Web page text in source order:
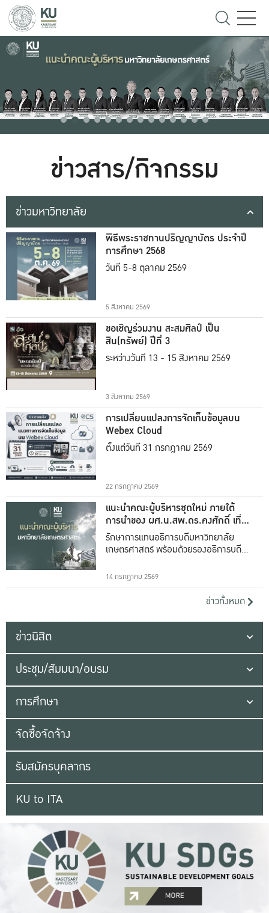
ข่าวสาร/กิจกรรม
ข่าวมหาวิทยาลัย
พิธีพระราชทานปริญญาบัตร ประจำปี
การศึกษา 2568
วันที่ 5-8 ตุลาคม 2569
5 สิงหาคม 2569
ขอเชิญร่วมงาน สะสมศิลป์ เป็น
สิน(ทรัพย์) ปีที่ 3
ระหว่างวันที่ 13 - 15 สิงหาคม 2569
3 สิงหาคม 2569
การเปลี่ยนแปลงการจัดเก็บข้อมูลบน
Webex Cloud
ตั้งแต่วันที่ 31 กรกฎาคม 2569
22 กรกฎาคม 2569
แนะนำคณะผู้บริหารชุดใหม่ ภายใต้
การนำของ ผศ.น.สพ.ดร.คงศักดิ์ เที่ยง
ธรรม
รักษาการแทนอธิการบดีมหาวิทยาลัย
เกษตรศาสตร์ พร้อมด้วยรองอธิการบดีทั้ง
14 กรกฎาคม 2569
ข่าวทั้งหมด
ข่าวนิสิต
ประชุม/สัมมนา/อบรม
การศึกษา
จัดซื้อจัดจ้าง
รับสมัครบุคลากร
KU to ITA